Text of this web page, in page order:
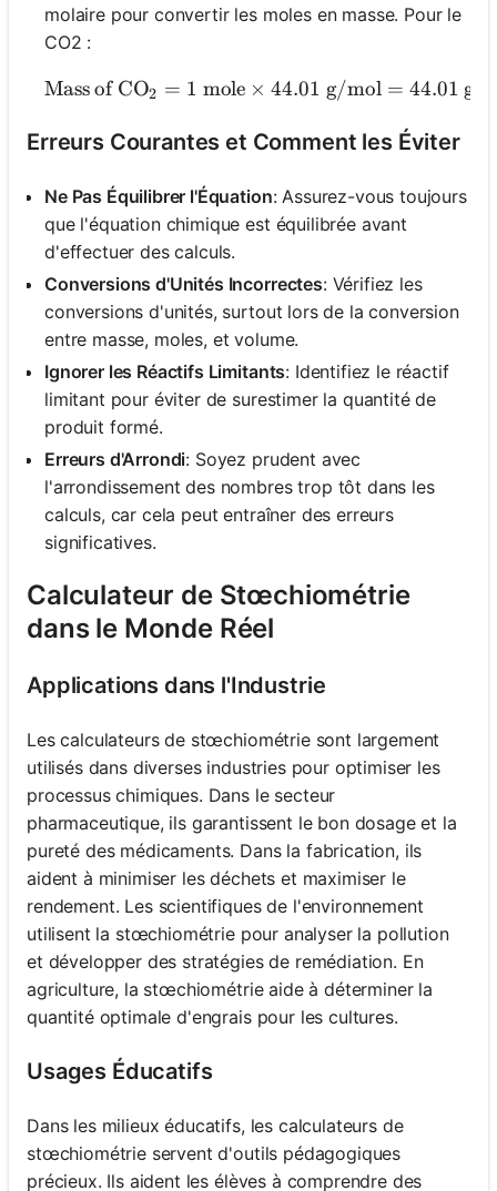
molaire pour convertir les moles en masse. Pour le
CO2 :
\text{Mass of CO}_2
Mass of CO2 = 1 mole × 44.01 g/mol = 44.01
Erreurs Courantes et Comment les Éviter
Ne Pas Équilibrer l'Équation: Assurez-vous toujours
que l'équation chimique est équilibrée avant
d'effectuer des calculs.
Conversions d'Unités Incorrectes: Vérifiez les
conversions d'unités, surtout lors de la conversion
entre masse, moles, et volume.
Ignorer les Réactifs Limitants: Identifiez le réactif
limitant pour éviter de surestimer la quantité de
produit formé.
Erreurs d'Arrondi: Soyez prudent avec
l'arrondissement des nombres trop tôt dans les
calculs, car cela peut entraîner des erreurs
significatives.
Calculateur de Stœchiométrie
dans le Monde Réel
Applications dans l'Industrie
Les calculateurs de stœchiométrie sont largement
utilisés dans diverses industries pour optimiser les
processus chimiques. Dans le secteur
pharmaceutique, ils garantissent le bon dosage et la
pureté des médicaments. Dans la fabrication, ils
aident à minimiser les déchets et maximiser le
rendement. Les scientifiques de l'environnement
utilisent la stœchiométrie pour analyser la pollution
et développer des stratégies de remédiation. En
agriculture, la stœchiométrie aide à déterminer la
quantité optimale d'engrais pour les cultures.
Usages Éducatifs
Dans les milieux éducatifs, les calculateurs de
stœchiométrie servent d'outils pédagogiques
précieux. Ils aident les élèves à comprendre des